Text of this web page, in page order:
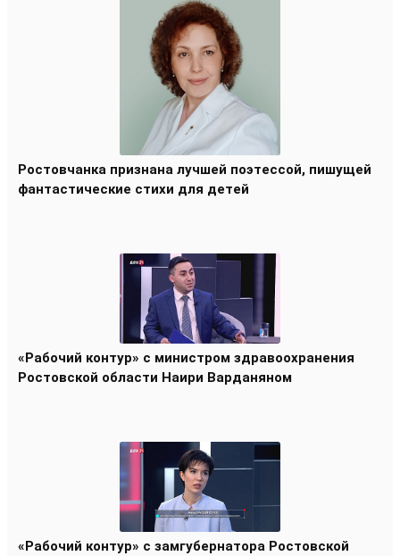
Ростовчанка признана лучшей поэтессой, пишущей
фантастические стихи для детей
«Рабочий контур» с министром здравоохранения
Ростовской области Наири Варданяном
«Рабочий контур» с замгубернатора Ростовской